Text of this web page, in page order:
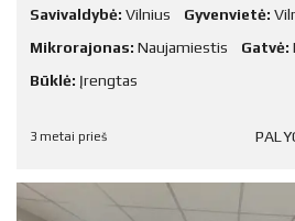
Savivaldybė: Vilnius Gyvenvietė:
Mikrorajonas: Naujamiestis Gatvė:
Būklė: Įrengtas
3 metai prieš